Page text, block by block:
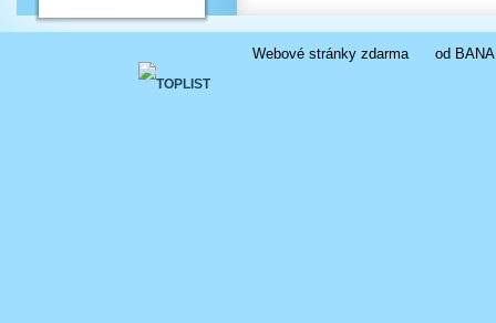
Webové stránky zdarma od